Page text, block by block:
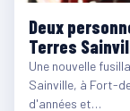
Deux
Terres
Une nouvelle
Sainville, à Fort-
d'années et…